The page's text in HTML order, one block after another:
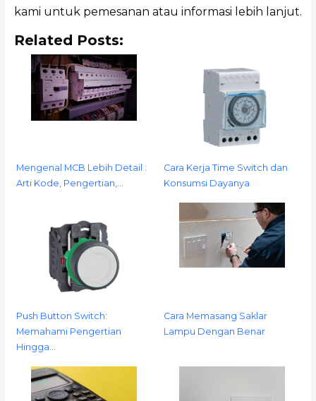
kami untuk pemesanan atau informasi lebih lanjut.
Related Posts:
Mengenal MCB Lebih Detail :
Arti Kode, Pengertian,…
Cara Kerja Time Switch dan
Konsumsi Dayanya
Push Button Switch:
Memahami Pengertian
Hingga…
Cara Memasang Saklar
Lampu Dengan Benar